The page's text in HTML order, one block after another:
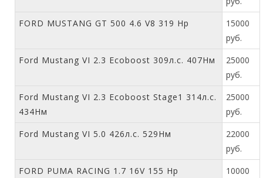
FORD MUSTANG GT 500 4.6 V8 319 Hp
15000
руб.
Ford Mustang VI 2.3 Ecoboost 309л.с. 407Нм
25000
руб.
Ford Mustang VI 2.3 Ecoboost Stage1 314л.с.
434Нм
25000
руб.
Ford Mustang VI 5.0 426л.с. 529Нм
22000
руб.
FORD PUMA RACING 1.7 16V 155 Hp
10000